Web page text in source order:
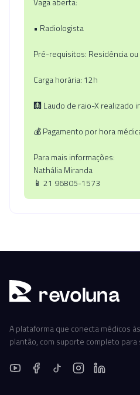
• Radiologista
Pré-requisitos: Residência
Carga horária: 12h
🩻 Laudo de raio-X realizado
💰 Pagamento por hora
Para mais informações:
Nathália Miranda
📱 21 96805-1573
revoluna
A plataforma que conecta médicos
plantão, com suporte completo para